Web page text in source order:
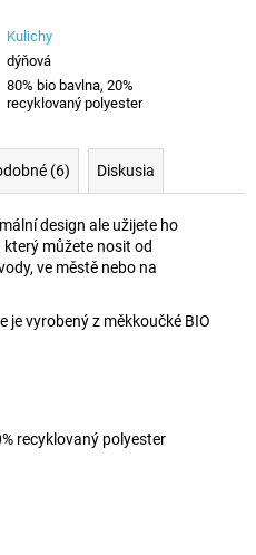
Kulichy
dýňová
80% bio bavlna, 20%
recyklovaný polyester
(6) Diskusia
design ale užijete ho
můžete nosit od
ve městě nebo na
je vyrobený z měkkoučké BIO
recyklovaný polyester